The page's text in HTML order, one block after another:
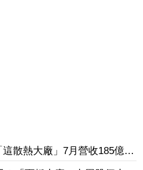
散熱大廠」7月營收185億再
8成、法人搶進逾7千張